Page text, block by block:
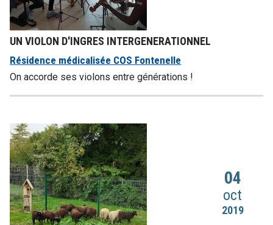
UN VIOLON D'INGRES INTERGENERATIONNEL
Résidence médicalisée COS Fontenelle
On accorde ses violons entre générations !
04
oct
2019